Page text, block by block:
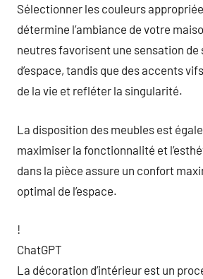
Sélectionner les couleurs
détermine l’ambiance de votre
neutres favorisent une sensation de
d’espace, tandis que des accents
de la vie et refléter la singularité.
La disposition des meubles est
maximiser la fonctionnalité et
dans la pièce assure un confort
optimal de l’espace.
!
ChatGPT
La décoration d’intérieur est un